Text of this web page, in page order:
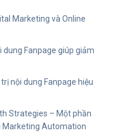
Marketing và Online
dung Fanpage giúp giảm
trị nội dung Fanpage hiệu
Strategies – Một phần
Marketing Automation